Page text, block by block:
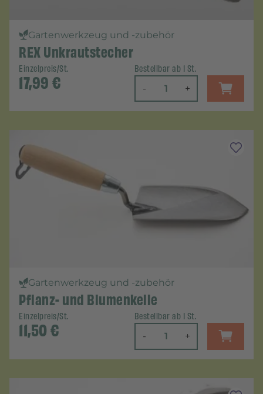
Gartenwerkzeug und -zubehör
REX Unkrautstecher
Einzelpreis/St.
17,99€
Bestellbar ab 1 St.
- +
Gartenwerkzeug und -zubehör
Pflanz- und Blumenkelle
Einzelpreis/St.
11,50€
Bestellbar ab 1 St.
- +